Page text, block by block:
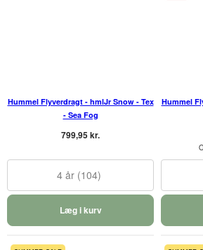
Hummel Flyverdragt - hmlJr Snow - Tex
- Sea Fog
799,95 kr.
4 år (104)
Læg i kurv
Hummel